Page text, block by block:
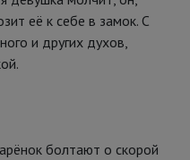
её к себе в замок. С
и других духов,
болтают о скорой